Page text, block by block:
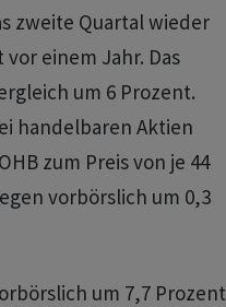
zweite Quartal wieder
einem Jahr. Das
um 6 Prozent.
handelbaren Aktien
zum Preis von je 44
vorbörslich um 0,3
um 7,7 Prozent